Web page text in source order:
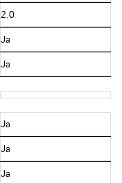
2.0
Ja
Ja
Ja
Ja
Ja